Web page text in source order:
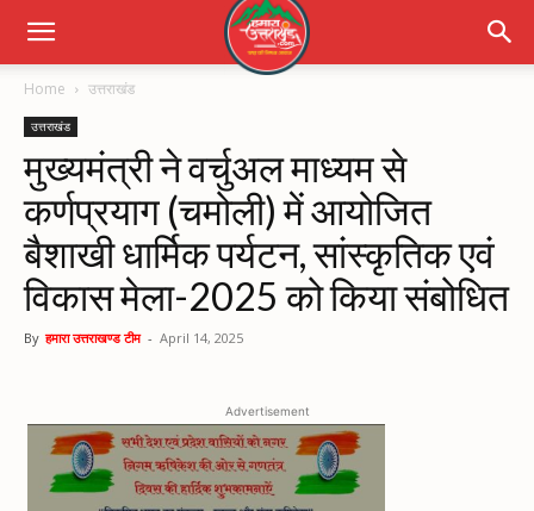
Home उत्तराखंड
उत्तराखंड
मुख्यमंत्री ने वर्चुअल माध्यम से
कर्णप्रयाग (चमोली) में आयोजित
बैशाखी धार्मिक पर्यटन, सांस्कृतिक एवं
विकास मेला-2025 को किया संबोधित
By हमारा उत्तराखण्ड टीम - April 14, 2025
Advertisement